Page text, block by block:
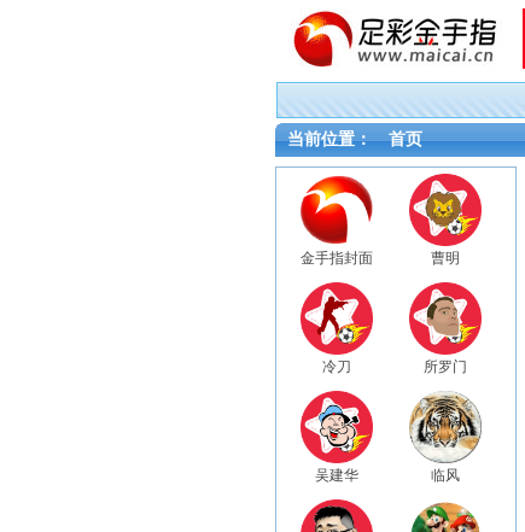
当前位置：首页
金手指封面 曹明
冷刀 所罗门
吴建华 临风